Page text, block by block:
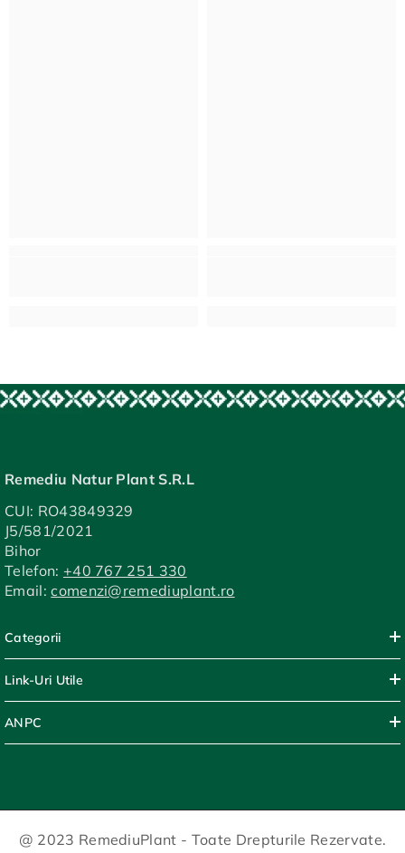
Remediu Natur Plant S.R.L
CUI: RO43849329
J5/581/2021
Bihor
Telefon: +40 767 251 330
Email:comenzi@remediuplant.ro
Categorii
Link-Uri Utile
ANPC
@ 2023 RemediuPlant - Toate Drepturile Rezervate.